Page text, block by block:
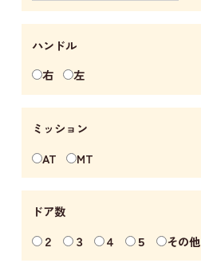
ハンドル
右
左
ミッション
AT
MT
ドア数
２
３ ４ ５ その他